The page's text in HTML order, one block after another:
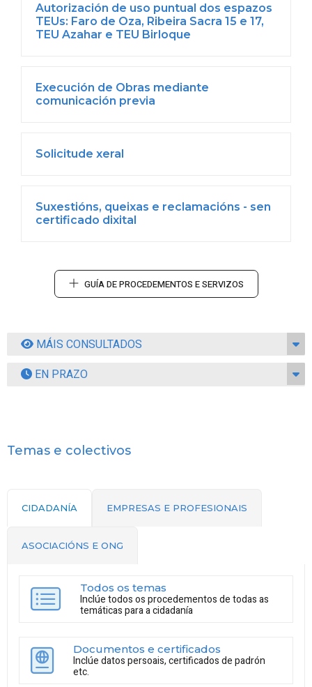
Autorización de uso puntual dos espazos
TEUs: Faro de Oza, Ribeira Sacra 15 e 17,
TEU Azahar e TEU Birloque
Execución de Obras mediante
comunicación previa
Solicitude xeral
Suxestións, queixas e reclamacións - sen
certificado dixital
GUÍA DE PROCEDEMENTOS E SERVIZOS
MÁIS CONSULTADOS
EN PRAZO
Temas e colectivos
CIDADANÍA EMPRESAS E PROFESIONAIS
ASOCIACIÓNS E ONG
Todos os temas
Inclúe todos os procedementos de todas as
temáticas para a cidadanía
Documentos e certificados
Inclúe datos persoais, certificados de padrón
etc.